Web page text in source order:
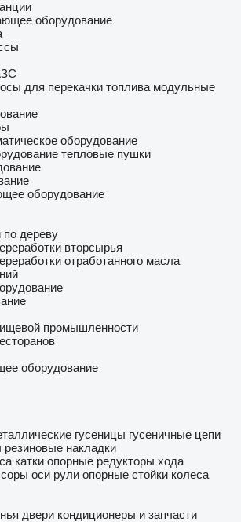
оборудование
для перекачки топлива модульные
оборудование
тепловые пушки
оборудование
по дереву
вторсырья
отработанного масла
промышленности
оборудование
гусеницы гусеничные цепи
резиновые накладки
катки опорные редукторы хода
оси рули опорные стойки колеса
двери кондиционеры и запчасти